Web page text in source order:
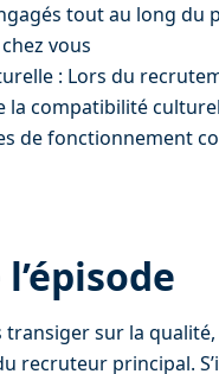
tout au long du
vous
: Lors du
la compatibilité
de fonctionnement
transiger sur la
recruteur principal.